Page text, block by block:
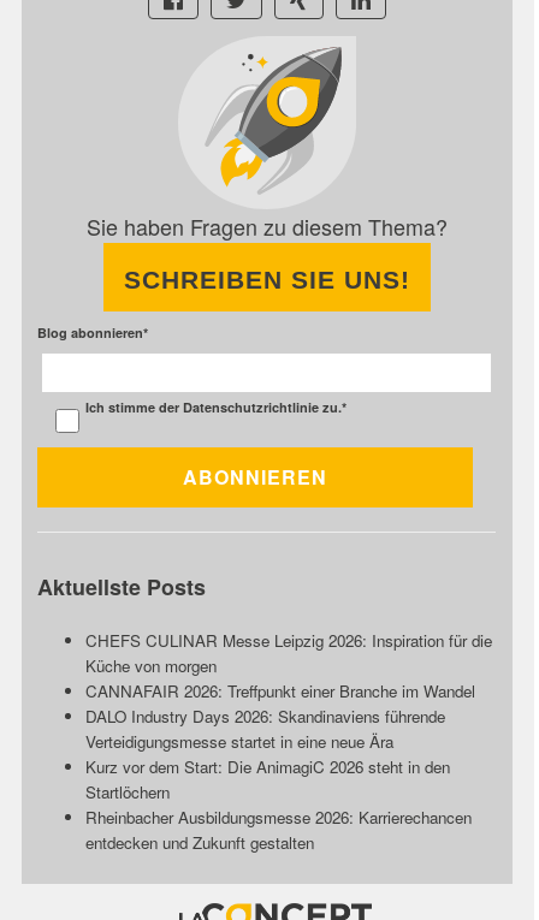
Sie haben Fragen zu diesem Thema?
SCHREIBEN SIE UNS!
Blog abonnieren*
Ich stimme der Datenschutzrichtlinie zu.*
Aktuellste Posts
CHEFS CULINAR Messe Leipzig 2026: Inspiration für die
Küche von morgen
CANNAFAIR 2026: Treffpunkt einer Branche im Wandel
DALO Industry Days 2026: Skandinaviens führende
Verteidigungsmesse startet in eine neue Ära
Kurz vor dem Start: Die AnimagiC 2026 steht in den
Startlöchern
Rheinbacher Ausbildungsmesse 2026: Karrierechancen
entdecken und Zukunft gestalten